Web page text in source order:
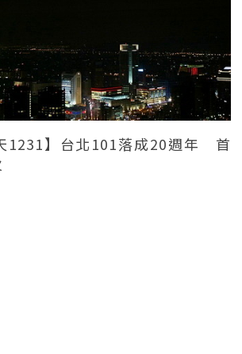
1231】台北101落成20週年 首